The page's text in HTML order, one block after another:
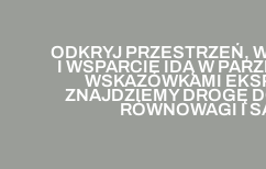
ODKRYJ PRZESTRZEŃ,
I WSPARCIE IDĄ W
WSKAZÓWKAMI
ZNAJDZIEMY DROGĘ
RÓWNOWAGI I